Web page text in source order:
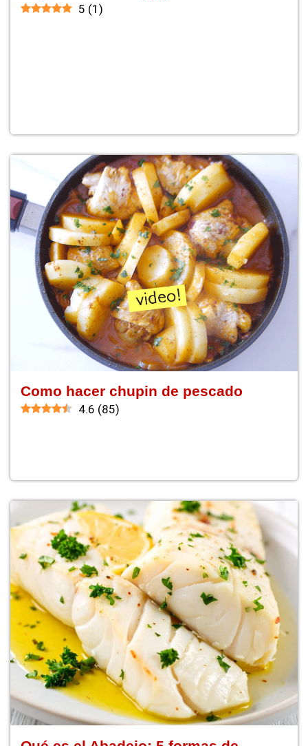
5 (1 )
Como hacer chupin de pescado
4.6 (85)